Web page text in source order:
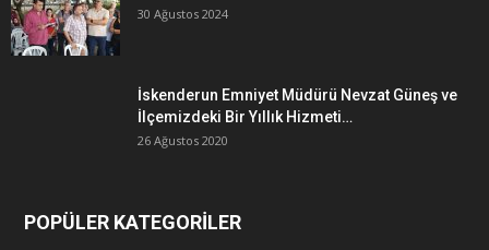
30 Ağustos 2024
İskenderun Emniyet Müdürü Nevzat Güneş ve
İlçemizdeki Bir Yıllık Hizmeti…
26 Ağustos 2020
POPÜLER KATEGORİLER